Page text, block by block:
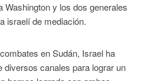
Washington y los dos generales
israelí de mediación.
en Sudán, Israel ha
diversos canales para lograr un